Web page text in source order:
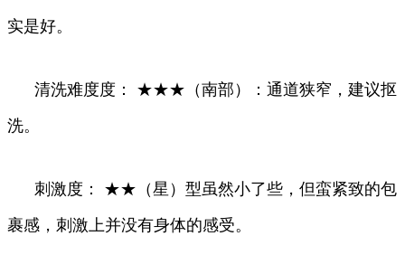
实是好。
清洗难度度： ★★★（南部）：通道狭窄，建议抠
洗。
刺激度： ★★（星）型虽然小了些，但蛮紧致的包
裹感，刺激上并没有身体的感受。